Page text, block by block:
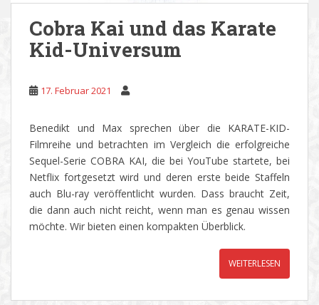
Cobra Kai und das Karate
Kid-Universum
17. Februar 2021
Benedikt und Max sprechen über die KARATE-KID-
Filmreihe und betrachten im Vergleich die erfolgreiche
Sequel-Serie COBRA KAI, die bei YouTube startete, bei
Netflix fortgesetzt wird und deren erste beide Staffeln
auch Blu-ray veröffentlicht wurden. Dass braucht Zeit,
die dann auch nicht reicht, wenn man es genau wissen
möchte. Wir bieten einen kompakten Überblick.
WEITERLESEN